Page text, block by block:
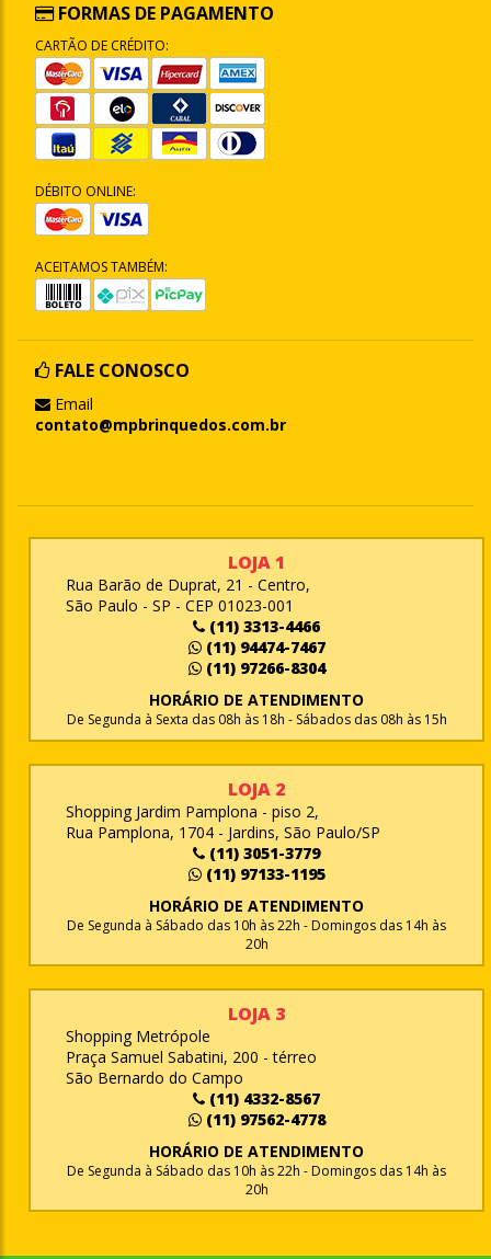
FORMAS DE PAGAMENTO
CARTÃO DE CRÉDITO:
DÉBITO ONLINE:
ACEITAMOS TAMBÉM:
FALE CONOSCO
Email
contato@mpbrinquedos.com.br
LOJA 1
Rua Barão de Duprat, 21 - Centro,
São Paulo - SP - CEP 01023-001
(11) 3313-4466
(11) 94474-7467
(11) 97266-8304
HORÁRIO DE ATENDIMENTO
De Segunda à Sexta das 08h às 18h - Sábados das 08h às 15h
LOJA 2
Shopping Jardim Pamplona - piso 2,
Rua Pamplona, 1704 - Jardins, São Paulo/SP
(11) 3051-3779
(11) 97133-1195
HORÁRIO DE ATENDIMENTO
De Segunda à Sábado das 10h às 22h - Domingos das 14h às
20h
LOJA 3
Shopping Metrópole
Praça Samuel Sabatini, 200 - térreo
São Bernardo do Campo
(11) 4332-8567
(11) 97562-4778
HORÁRIO DE ATENDIMENTO
De Segunda à Sábado das 10h às 22h - Domingos das 14h às
20h